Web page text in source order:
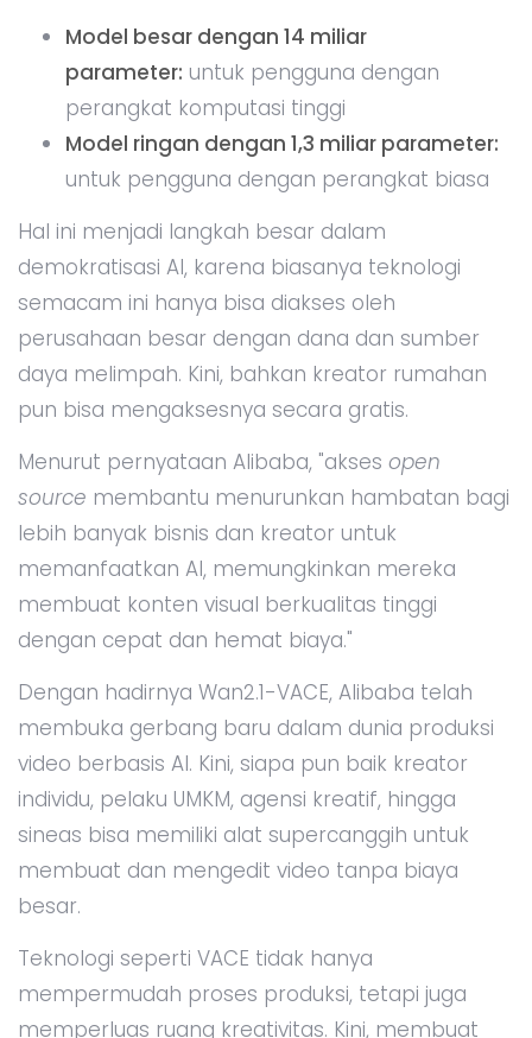
Model besar dengan 14 miliar
parameter: untuk pengguna dengan
perangkat komputasi tinggi
Model ringan dengan 1,3 miliar parameter:
untuk pengguna dengan perangkat biasa
Hal ini menjadi langkah besar dalam
demokratisasi AI, karena biasanya teknologi
semacam ini hanya bisa diakses oleh
perusahaan besar dengan dana dan sumber
daya melimpah. Kini, bahkan kreator rumahan
pun bisa mengaksesnya secara gratis.
Menurut pernyataan Alibaba, "akses open
source membantu menurunkan hambatan bagi
lebih banyak bisnis dan kreator untuk
memanfaatkan AI, memungkinkan mereka
membuat konten visual berkualitas tinggi
dengan cepat dan hemat biaya."
Dengan hadirnya Wan2.1-VACE, Alibaba telah
membuka gerbang baru dalam dunia produksi
video berbasis AI. Kini, siapa pun baik kreator
individu, pelaku UMKM, agensi kreatif, hingga
sineas bisa memiliki alat supercanggih untuk
membuat dan mengedit video tanpa biaya
besar.
Teknologi seperti VACE tidak hanya
mempermudah proses produksi, tetapi juga
memperluas ruang kreativitas. Kini, membuat